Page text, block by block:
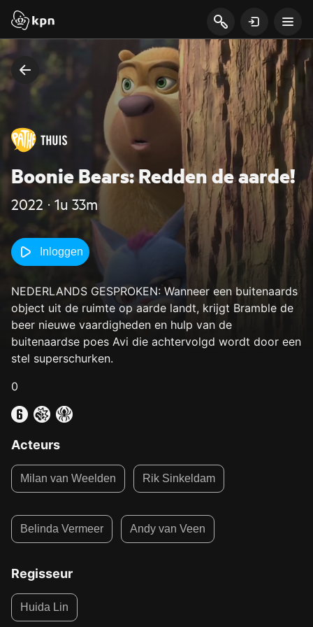
Boonie Bears: Redden de aarde!
2022 ‧ 1u 33m
Inloggen
NEDERLANDS GESPROKEN: Wanneer een buitenaards
object uit de ruimte op aarde landt, krijgt Bramble de
beer nieuwe vaardigheden en hulp van de
buitenaardse poes Avi die achtervolgd wordt door een
stel superschurken.
0
Acteurs
Milan van Weelden Rik Sinkeldam
Belinda Vermeer Andy van Veen
Regisseur
Huida Lin